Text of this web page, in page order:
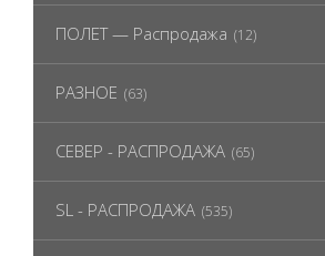
ПОЛЕТ — Распродажа (12)
РАЗНОЕ (63)
СЕВЕР - РАСПРОДАЖА (65)
SL - РАСПРОДАЖА (535)